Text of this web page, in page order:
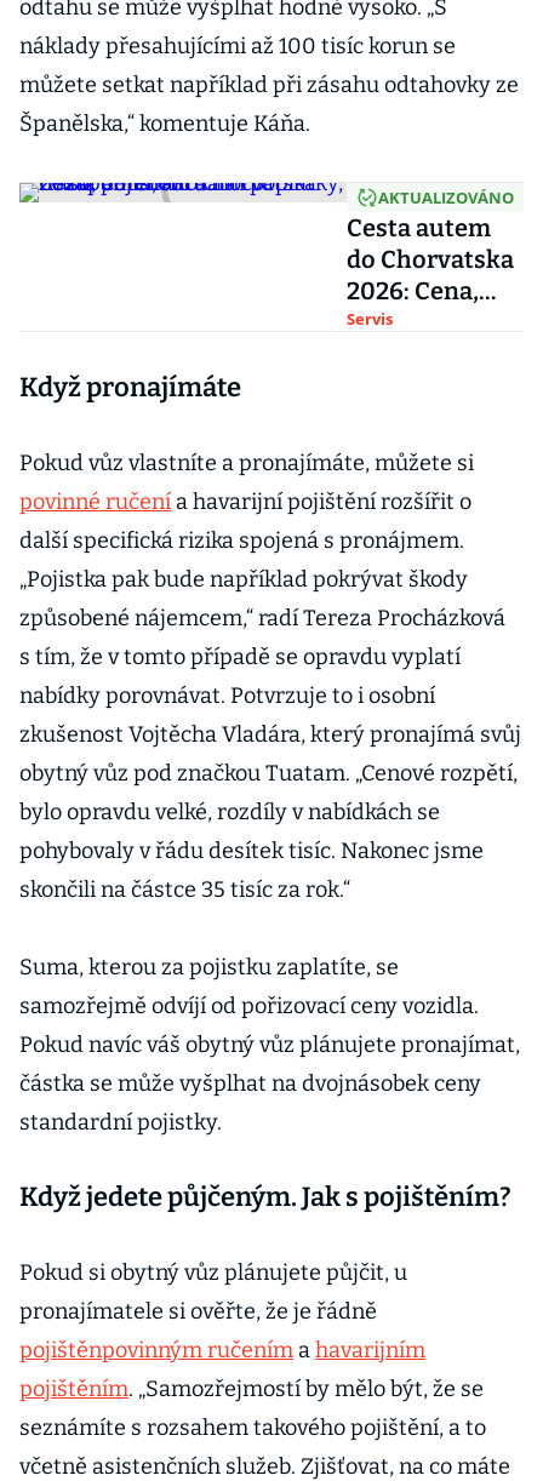
odtahu se může vyšplhat hodně vysoko. „S
náklady přesahujícími až 100 tisíc korun se
můžete setkat například při zásahu odtahovky ze
Španělska,“ komentuje Káňa.
AKTUALIZOVÁNO
Cesta autem
do Chorvatska
2026: Cena,
aktuální
nezapomenout
Servis
Když pronajímáte
Pokud vůz vlastníte a pronajímáte, můžete si
povinné ručení a havarijní pojištění rozšířit o
další specifická rizika spojená s pronájmem.
„Pojistka pak bude například pokrývat škody
způsobené nájemcem,“ radí Tereza Procházková
s tím, že v tomto případě se opravdu vyplatí
nabídky porovnávat. Potvrzuje to i osobní
zkušenost Vojtěcha Vladára, který pronajímá svůj
obytný vůz pod značkou Tuatam. „Cenové rozpětí,
bylo opravdu velké, rozdíly v nabídkách se
pohybovaly v řádu desítek tisíc. Nakonec jsme
skončili na částce 35 tisíc za rok.“
Suma, kterou za pojistku zaplatíte, se
samozřejmě odvíjí od pořizovací ceny vozidla.
Pokud navíc váš obytný vůz plánujete pronajímat,
částka se může vyšplhat na dvojnásobek ceny
standardní pojistky.
Když jedete půjčeným. Jak s pojištěním?
Pokud si obytný vůz plánujete půjčit, u
pronajímatele si ověřte, že je řádně
pojištěnpovinným ručením ahavarijním
pojištěním. „Samozřejmostí by mělo být, že se
seznámíte s rozsahem takového pojištění, a to
včetně asistenčních služeb. Zjišťovat, na co máte